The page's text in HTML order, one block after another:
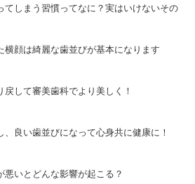
てしまう習慣ってなに？実はいけないその
横顔は綺麗な歯並びが基本になります
戻して審美歯科でより美しく！
、良い歯並びになって心身共に健康に！
悪いとどんな影響が起こる？